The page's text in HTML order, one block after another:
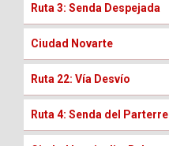
Ruta 3: Senda Despejada
Ciudad Novarte
Ruta 22: Vía Desvío
Ruta 4: Senda del Parterre